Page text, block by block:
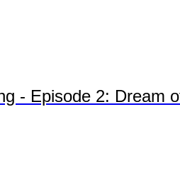
- Episode 2: Dream